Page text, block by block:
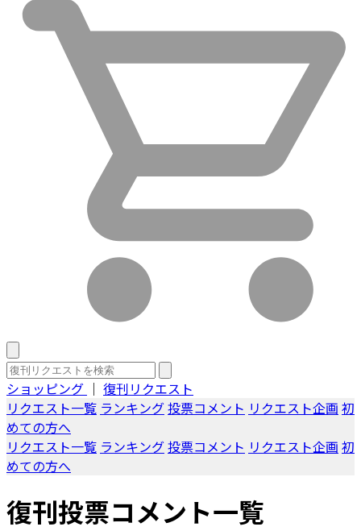
ショッピング ｜ 復刊リクエスト
リクエスト一覧 ランキング投票コメント リクエスト企画 初
めての方へ
リクエスト一覧 ランキング投票コメント リクエスト企画 初
めての方へ
復刊投票コメント一覧